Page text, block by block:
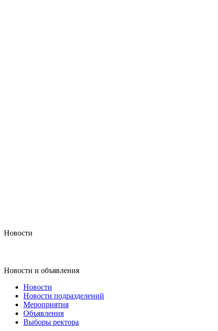
Новости
Новости и объявления
Новости
Новости подразделений
Мероприятия
Объявления
Выборы ректора